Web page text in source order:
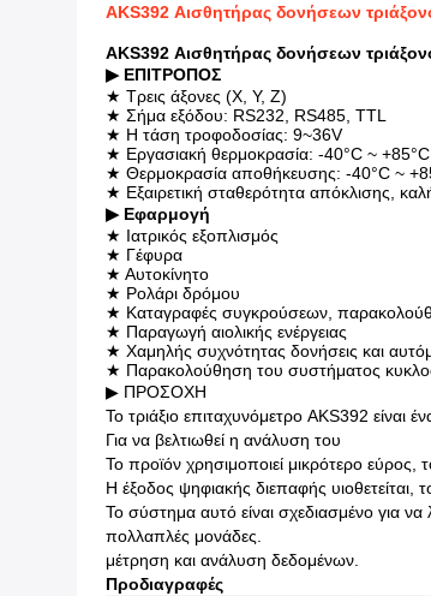
AKS392 Αισθητήρας δονήσεων
AKS392 Αισθητήρας δονήσεων
▶ ΕΠΙΤΡΟΠΟΣ
★ Τρεις άξονες (X, Y, Z)
★ Σήμα εξόδου: RS232, RS485, TTL
★ Η τάση τροφοδοσίας: 9~36V
★ Εργασιακή θερμοκρασία: -40°C ~ +85°C
★ Θερμοκρασία αποθήκευσης: -40°C ~
★ Εξαιρετική σταθερότητα απόκλισης,
▶ Εφαρμογή
★ Ιατρικός εξοπλισμός
★ Γέφυρα
★ Αυτοκίνητο
★ Ρολάρι δρόμου
★ Καταγραφές συγκρούσεων,
★ Παραγωγή αιολικής ενέργειας
★ Χαμηλής συχνότητας δονήσεις και
★ Παρακολούθηση του συστήματος
▶ ΠΡΟΣΟΧΗ
Το τριάξιο επιταχυνόμετρο AKS392
Για να βελτιωθεί η ανάλυση του
Το προϊόν χρησιμοποιεί μικρότερο εύρος,
Η έξοδος ψηφιακής διεπαφής υιοθετείται,
Το σύστημα αυτό είναι σχεδιασμένο για
πολλαπλές μονάδες.
μέτρηση και ανάλυση δεδομένων.
Προδιαγραφές